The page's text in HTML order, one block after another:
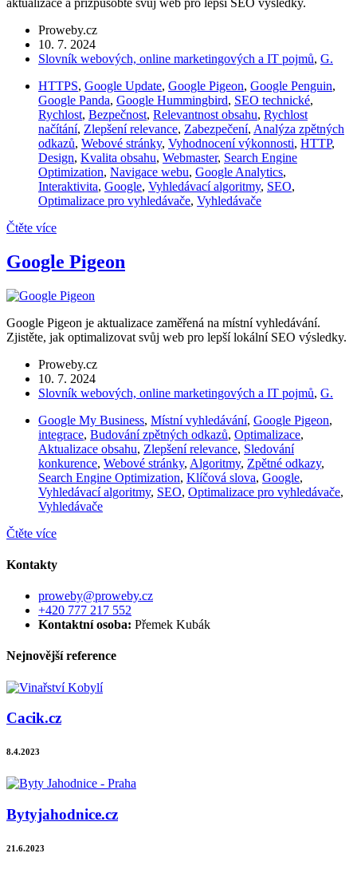
Proweby.cz
10. 7. 2024
Slovník webových, online marketingových a IT pojmů, G.
HTTPS, Google Update, Google Pigeon, Google Penguin,
Google Panda, Google Hummingbird, SEO technické,
Rychlost, Bezpečnost, Relevantnost obsahu, Rychlost
načítání, Zlepšení relevance, Zabezpečení, Analýza zpětných
odkazů, Webové stránky, Vyhodnocení výkonnosti, HTTP,
Design, Kvalita obsahu, Webmaster, Search Engine
Optimization, Navigace webu, Google Analytics,
Interaktivita, Google, Vyhledávací algoritmy, SEO,
Optimalizace pro vyhledávače, Vyhledávače
Čtěte více
Google Pigeon
Google Pigeon je aktualizace zaměřená na místní vyhledávání.
Zjistěte, jak optimalizovat svůj web pro lepší lokální SEO výsledky.
Proweby.cz
10. 7. 2024
Slovník webových, online marketingových a IT pojmů, G.
Google My Business, Místní vyhledávání, Google Pigeon,
integrace, Budování zpětných odkazů, Optimalizace,
Aktualizace obsahu, Zlepšení relevance, Sledování
konkurence, Webové stránky, Algoritmy, Zpětné odkazy,
Search Engine Optimization, Klíčová slova, Google,
Vyhledávací algoritmy, SEO, Optimalizace pro vyhledávače,
Vyhledávače
Čtěte více
Kontakty
proweby@proweby.cz
+420 777 217 552
Kontaktní osoba: Přemek Kubák
Nejnovější reference
Cacik.cz
8.4.2023
Bytyjahodnice.cz
21.6.2023